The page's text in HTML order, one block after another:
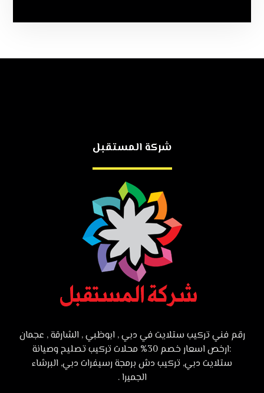
شركة المستقبل
رقم فني تركيب ستلايت في دبي , ابوظبي , الشارقة , عجمان
:ارخص اسعار خصم 30% محلات تركيب تصليح وصيانة
ستلايت دبي, تركيب دش برمجة رسيفرات دبي, البرشاء
الجميرا .